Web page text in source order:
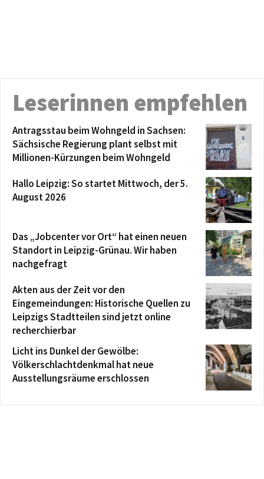
Leserinnen empfehlen
Antragsstau beim Wohngeld in Sachsen:
Sächsische Regierung plant selbst mit
Millionen-Kürzungen beim Wohngeld
Hallo Leipzig: So startet Mittwoch, der 5.
August 2026
Das „Jobcenter vor Ort“ hat einen neuen
Standort in Leipzig-Grünau. Wir haben
nachgefragt
Akten aus der Zeit vor den
Eingemeindungen: Historische Quellen zu
Leipzigs Stadtteilen sind jetzt online
recherchierbar
Licht ins Dunkel der Gewölbe:
Völkerschlachtdenkmal hat neue
Ausstellungsräume erschlossen